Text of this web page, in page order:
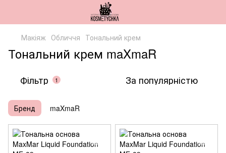
Макіяж Обличчя Тональний крем
Тональний крем maXmaR
Фільтр 1 За популярністю
Бренд maXmaR